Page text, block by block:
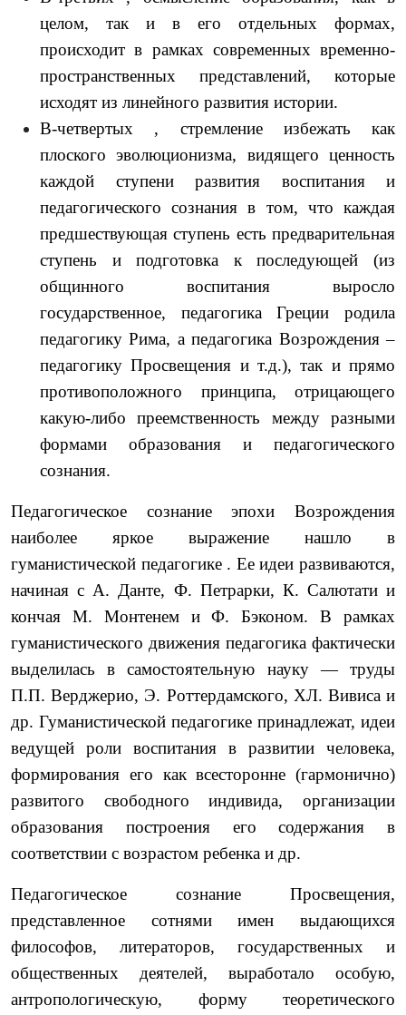
целом, так и в его отдельных формах,
происходит в рамках современных временно-
пространственных представлений, которые
исходят из линейного развития истории.
В-четвертых , стремление избежать как
плоского эволюционизма, видящего ценность
каждой ступени развития воспитания и
педагогического сознания в том, что каждая
предшествующая ступень есть предварительная
ступень и подготовка к последующей (из
общинного воспитания выросло
государственное, педагогика Греции родила
педагогику Рима, а педагогика Возрождения –
педагогику Просвещения и т.д.), так и прямо
противоположного принципа, отрицающего
какую-либо преемственность между разными
формами образования и педагогического
сознания.
Педагогическое сознание эпохи Возрождения
наиболее яр­кое выражение нашло в
гуманистической педагогике . Ее идеи развиваются,
начиная с А. Данте, Ф. Петрарки, К. Салютати и
кончая М. Монтенем и Ф. Бэконом. В рамках
гуманистического движения педагогика фактически
выделилась в самостоятельную науку — труды
П.П. Верджерио, Э. Роттердамского, ХЛ. Вивиса и
др. Гуманистической педагогике принадлежат, идеи
ведущей роли воспитания в развитии человека,
формирования его как всесторонне (гармонично)
развитого свободного индивида, организации
образования построения его содержания в
соответствии с возрастом ребенка и др.
Педагогическое сознание Просвещения,
представленное сотнями имен выдающихся
философов, литераторов, государ­ственных и
общественных деятелей, выработало особую,
антропологическую, форму теоретического